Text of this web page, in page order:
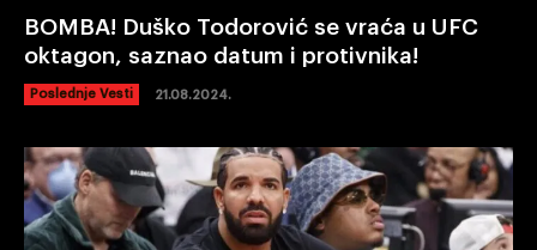
BOMBA! Duško Todorović se vraća u UFC
oktagon, saznao datum i protivnika!
Poslednje Vesti 21.08.2024.